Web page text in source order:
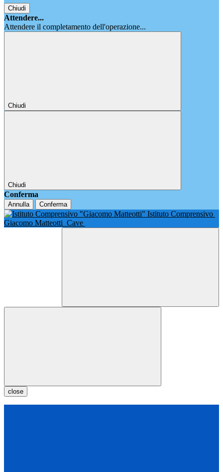
Chiudi
Attendere...
Attendere il completamento dell'operazione...
Chiudi
Chiudi
Conferma
Annulla Conferma
Istituto Comprensivo
Giacomo Matteotti Cave
close